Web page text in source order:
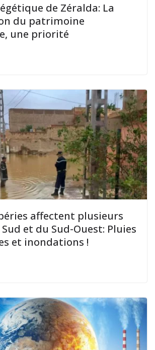
de Zéralda: La
du patrimoine
une priorité
affectent plusieurs
et du Sud-Ouest: Pluies
et inondations !